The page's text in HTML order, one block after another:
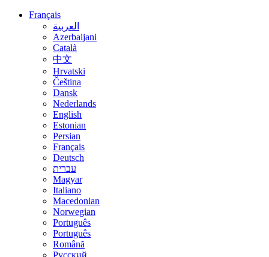
Français
العربية
Azerbaijani
Català
中文
Hrvatski
Čeština
Dansk
Nederlands
English
Estonian
Persian
Français
Deutsch
עברית
Magyar
Italiano
Macedonian
Norwegian
Português
Português
Română
Русский